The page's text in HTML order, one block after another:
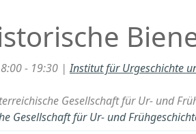
- 19:30 |Institut für Urgeschichte
Gesellschaft für Ur- und
Gesellschaft für Ur- und